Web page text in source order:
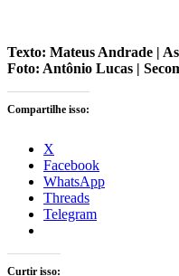
Texto: Mateus Andrade |
Foto: Antônio Lucas |
Compartilhe isso:
X
Facebook
WhatsApp
Threads
Telegram
Curtir isso: